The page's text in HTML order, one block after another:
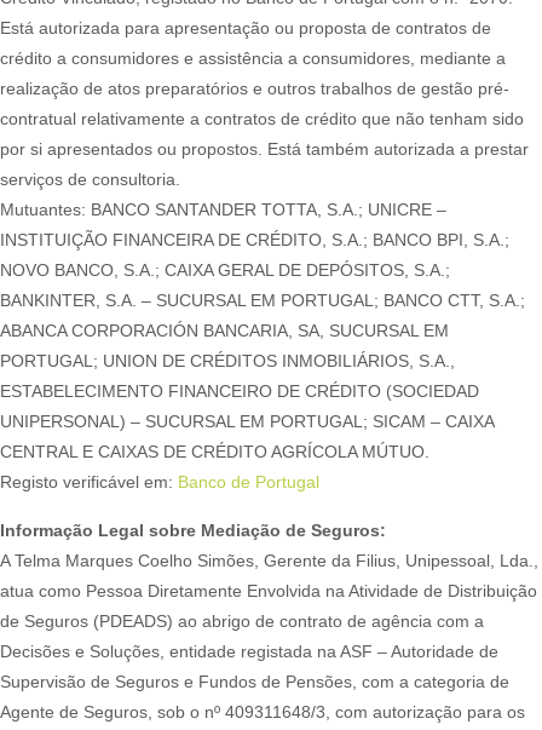
Está autorizada para apresentação ou proposta de contratos de
crédito a consumidores e assistência a consumidores, mediante a
realização de atos preparatórios e outros trabalhos de gestão pré-
contratual relativamente a contratos de crédito que não tenham sido
por si apresentados ou propostos. Está também autorizada a prestar
serviços de consultoria.
Mutuantes: BANCO SANTANDER TOTTA, S.A.; UNICRE –
INSTITUIÇÃO FINANCEIRA DE CRÉDITO, S.A.; BANCO BPI, S.A.;
NOVO BANCO, S.A.; CAIXA GERAL DE DEPÓSITOS, S.A.;
BANKINTER, S.A. – SUCURSAL EM PORTUGAL; BANCO CTT, S.A.;
ABANCA CORPORACIÓN BANCARIA, SA, SUCURSAL EM
PORTUGAL; UNION DE CRÉDITOS INMOBILIÁRIOS, S.A.,
ESTABELECIMENTO FINANCEIRO DE CRÉDITO (SOCIEDAD
UNIPERSONAL) – SUCURSAL EM PORTUGAL; SICAM – CAIXA
CENTRAL E CAIXAS DE CRÉDITO AGRÍCOLA MÚTUO.
Registo verificável em: Banco de Portugal
Informação Legal sobre Mediação de Seguros:
A Telma Marques Coelho Simões, Gerente da Filius, Unipessoal, Lda.,
atua como Pessoa Diretamente Envolvida na Atividade de Distribuição
de Seguros (PDEADS) ao abrigo de contrato de agência com a
Decisões e Soluções, entidade registada na ASF – Autoridade de
Supervisão de Seguros e Fundos de Pensões, com a categoria de
Agente de Seguros, sob o nº 409311648/3, com autorização para os